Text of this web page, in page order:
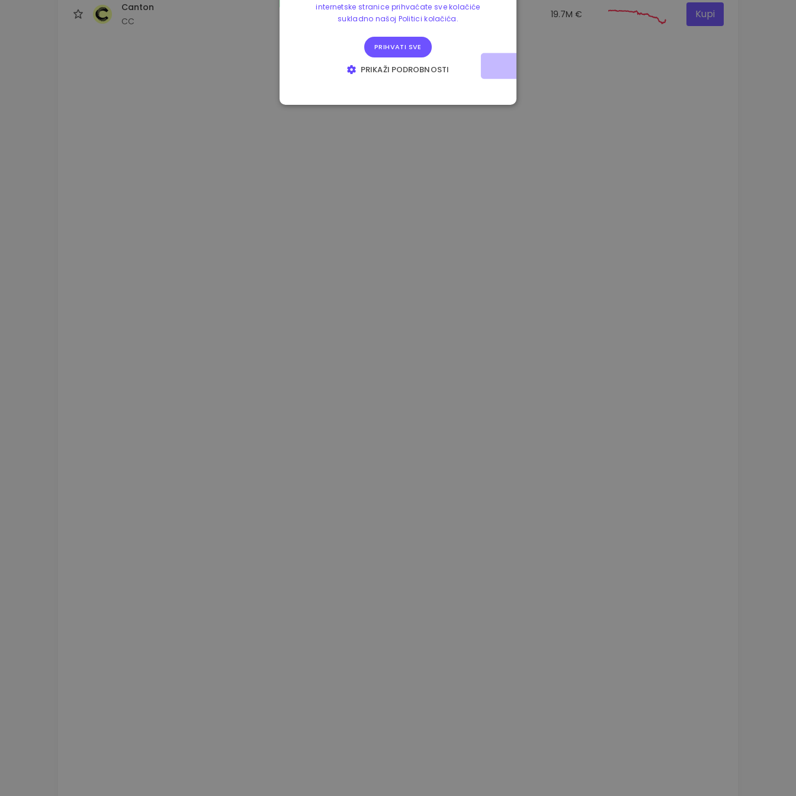
Canton
CC
0.080659000 € -4.80% 19.7M € Kupi
internetske stranice prihvaćate sve kolačiće
sukladno našoj Politici kolačića.
PRIHVATI SVE
PRIKAŽI PODROBNOSTI